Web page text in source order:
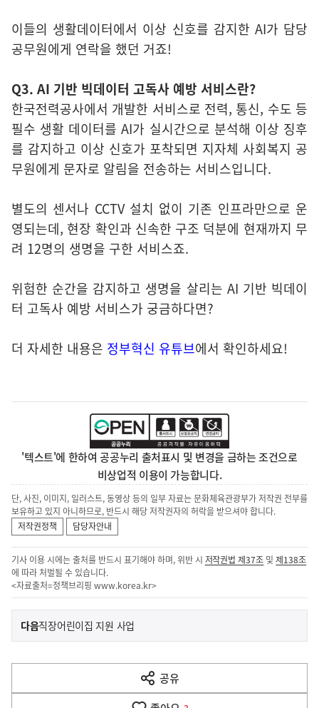
이들의 생활데이터에서 이상 신호를 감지한 AI가 담당
공무원에게 연락을 했던 거죠!
Q3. AI 기반 빅데이터 고독사 예방 서비스란?
한국전력공사에서 개발한 서비스로 전력, 통신, 수도 등
필수 생활 데이터를 AI가 실시간으로 분석해 이상 징후
를 감지하고 이상 신호가 포착되면 지자체 사회복지 공
무원에게 문자로 알림을 전송하는 서비스입니다.
별도의 센서나 CCTV 설치 없이 기존 인프라만으로 운
영되는데, 현장 확인과 신속한 구조 덕분에 현재까지 무
려 12명의 생명을 구한 서비스죠.
위험한 순간을 감지하고 생명을 살리는 AI 기반 빅데이
터 고독사 예방 서비스가 궁금하다면?
더 자세한 내용은 정부혁신 유튜브에서 확인하세요!
'텍스트'에 한하여 공공누리 출처표시 및 변경을 금하는 조건으로
비상업적 이용이 가능합니다.
단, 사진, 이미지, 일러스트, 동영상 등의 일부 자료는 문화체육관광부가 저작권 전부를
보유하고 있지 아니하므로, 반드시 해당 저작권자의 허락을 받으셔야 합니다.
저작권정책
담당자안내
기사 이용 시에는 출처를 반드시 표기해야 하며, 위반 시 저작권법 제37조 및제138조
에 따라 처벌될 수 있습니다.
<자료출처=정책브리핑 www.korea.kr>
이
전
다
음
다음기
사
직장어린이집 지원 사업
공유
열
기